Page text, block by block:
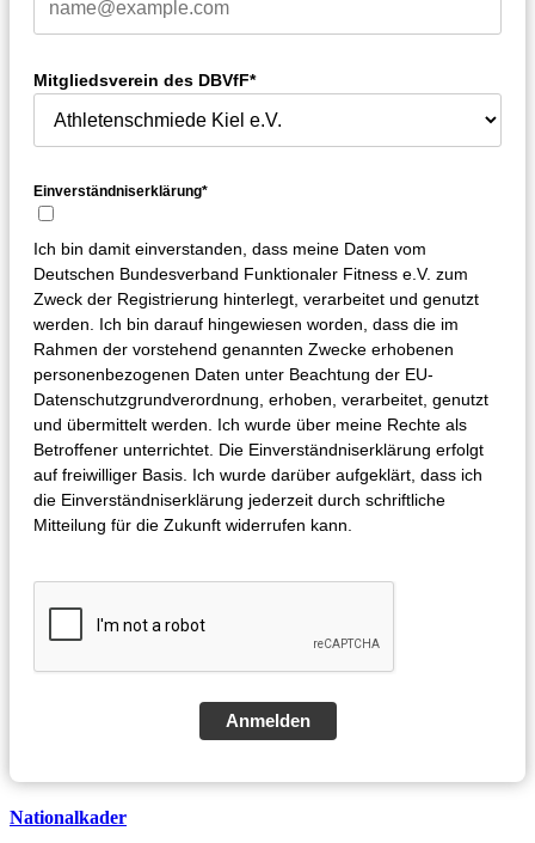
Mitgliedsverein des DBVfF*
Einverständniserklärung*
Ich bin damit einverstanden, dass meine Daten vom
Deutschen Bundesverband Funktionaler Fitness e.V. zum
Zweck der Registrierung hinterlegt, verarbeitet und genutzt
werden. Ich bin darauf hingewiesen worden, dass die im
Rahmen der vorstehend genannten Zwecke erhobenen
personenbezogenen Daten unter Beachtung der EU-
Datenschutzgrundverordnung, erhoben, verarbeitet, genutzt
und übermittelt werden. Ich wurde über meine Rechte als
Betroffener unterrichtet. Die Einverständniserklärung erfolgt
auf freiwilliger Basis. Ich wurde darüber aufgeklärt, dass ich
die Einverständniserklärung jederzeit durch schriftliche
Mitteilung für die Zukunft widerrufen kann.
Anmelden
Nationalkader